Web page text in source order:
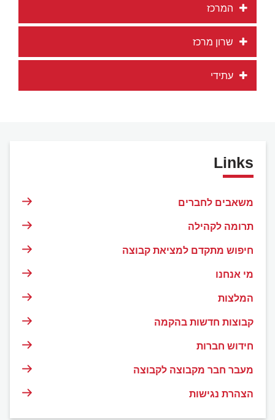
המרכז
שרון מרכז
עתידי
Links
משאבים לחברים
תרומה לקהילה
חיפוש מתקדם למציאת קבוצה
מי אנחנו
המלצות
קבוצות חדשות בהקמה
חידוש חברות
מעבר חבר מקבוצה לקבוצה
הצהרת נגישות